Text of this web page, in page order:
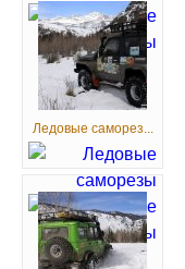
Ледовые саморез...